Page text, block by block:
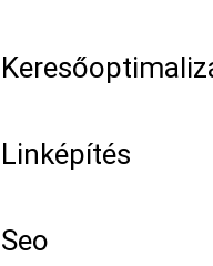
Linképítés
Seo